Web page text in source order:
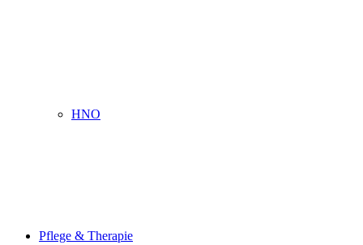
HNO
Pflege & Therapie